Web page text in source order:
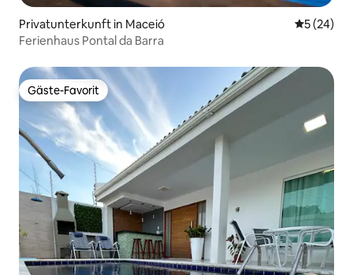
Privatunterkunft in Maceió
5 (24)
Ferienhaus Pontal da Barra
Gäste-Favorit
Gäste-Favorit